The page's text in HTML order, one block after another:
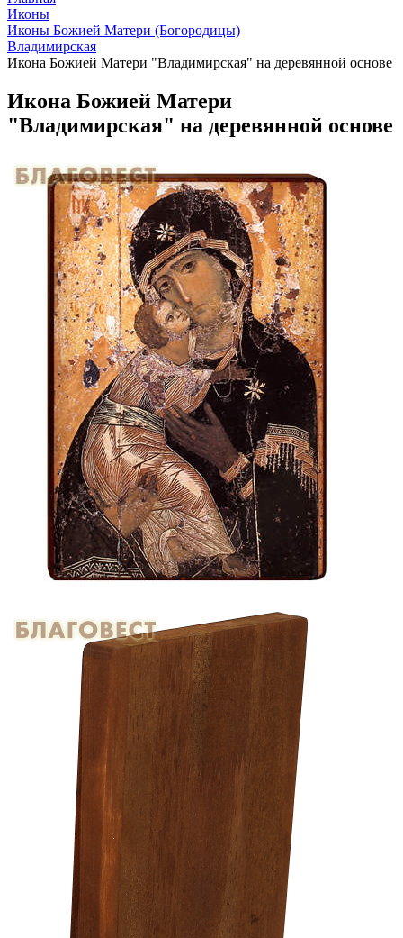
Иконы
Иконы Божией Матери (Богородицы)
Владимирская
Икона Божией Матери "Владимирская" на деревянной основе
Икона Божией Матери
"Владимирская" на деревянной основе